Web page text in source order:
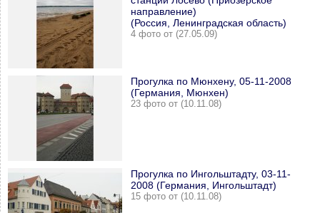
направление)
(Россия, Ленинградская область)
4 фото от (27.05.09)
Прогулка по Мюнхену, 05-11-2008
(Германия, Мюнхен)
23 фото от (10.11.08)
Прогулка по Ингольштадту, 03-11-
2008 (Германия, Ингольштадт)
15 фото от (10.11.08)